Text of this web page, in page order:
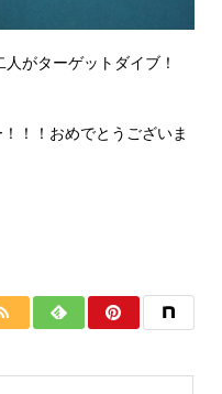
がターゲットダイブ！
！！おめでとうございま